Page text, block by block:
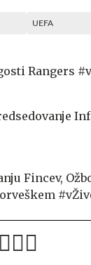
UEFA
Rangers
Fincev,